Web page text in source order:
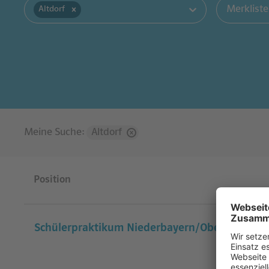
Altdorf Merkliste
Meine Suche: Altdorf
Position
Schülerpraktikum Niederbayern/​Oberpfalz